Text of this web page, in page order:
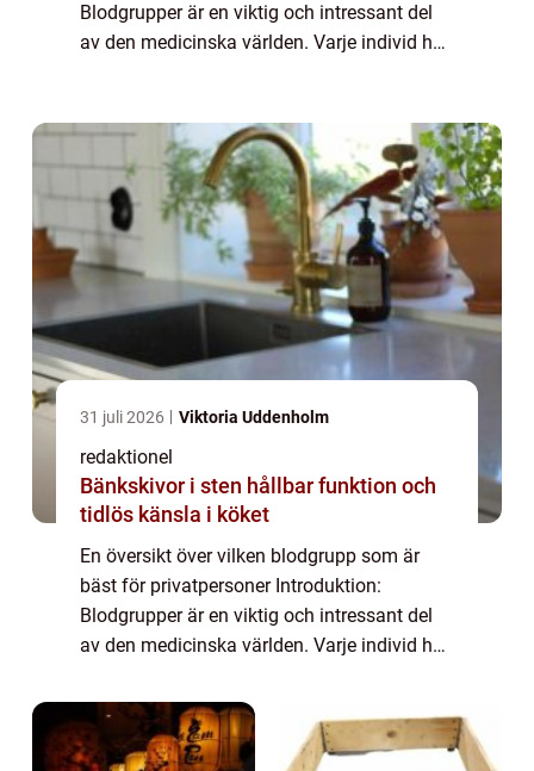
Blodgrupper är en viktig och intressant del
av den medicinska världen. Varje individ har
31 juli 2026 Viktoria Uddenholm
redaktionel
Bänkskivor i sten hållbar funktion och
tidlös känsla i köket
En översikt över vilken blodgrupp som är
bäst för privatpersoner Introduktion:
Blodgrupper är en viktig och intressant del
av den medicinska världen. Varje individ har
och denna blodgrupp kan spela en avgöra...